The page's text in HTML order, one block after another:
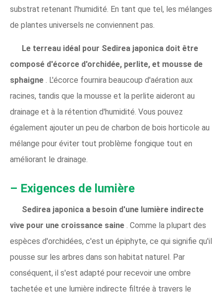
substrat retenant l'humidité. En tant que tel, les mélanges
de plantes universels ne conviennent pas.
Le terreau idéal pour Sedirea japonica doit être
composé d'écorce d'orchidée, perlite, et mousse de
sphaigne . L'écorce fournira beaucoup d'aération aux
racines, tandis que la mousse et la perlite aideront au
drainage et à la rétention d'humidité. Vous pouvez
également ajouter un peu de charbon de bois horticole au
mélange pour éviter tout problème fongique tout en
améliorant le drainage.
– Exigences de lumière
Sedirea japonica a besoin d'une lumière indirecte
vive pour une croissance saine . Comme la plupart des
espèces d'orchidées, c'est un épiphyte, ce qui signifie qu'il
pousse sur les arbres dans son habitat naturel. Par
conséquent, il s'est adapté pour recevoir une ombre
tachetée et une lumière indirecte filtrée à travers le